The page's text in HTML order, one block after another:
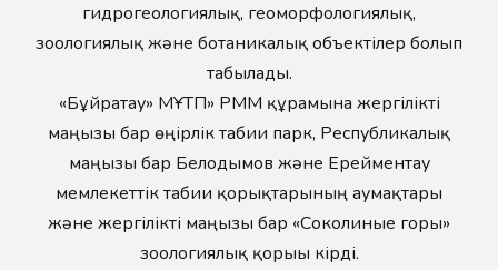
гидрогеологиялық, геоморфологиялық,
зоологиялық және ботаникалық объектілер болып
табылады.
«Бұйратау» МҰТП» РММ құрамына жергілікті
маңызы бар өңірлік табиғи парк, Республикалық
маңызы бар Белодымов және Ерейментау
мемлекеттік табиғи қорықтарының аумақтары
және жергілікті маңызы бар «Соколиные горы»
зоологиялық қорығы кірді.